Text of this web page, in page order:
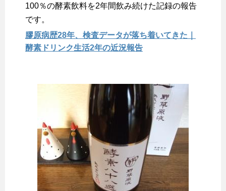
100％の酵素飲料を2年間飲み続けた記録の報告
です。
膠原病歴28年、検査データが落ち着いてきた｜
酵素ドリンク生活2年の近況報告